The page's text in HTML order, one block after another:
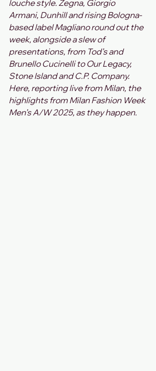
louche style. Zegna, Giorgio
Armani, Dunhill and rising Bologna-
based label Magliano round out the
week, alongside a slew of
presentations, from Tod’s and
Brunello Cucinelli to Our Legacy,
Stone Island and C.P. Company.
Here, reporting live from Milan, the
highlights from Milan Fashion Week
Men’s A/W 2025, as they happen.